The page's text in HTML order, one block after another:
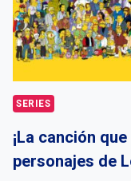
SERIES
¡La canción
personajes de